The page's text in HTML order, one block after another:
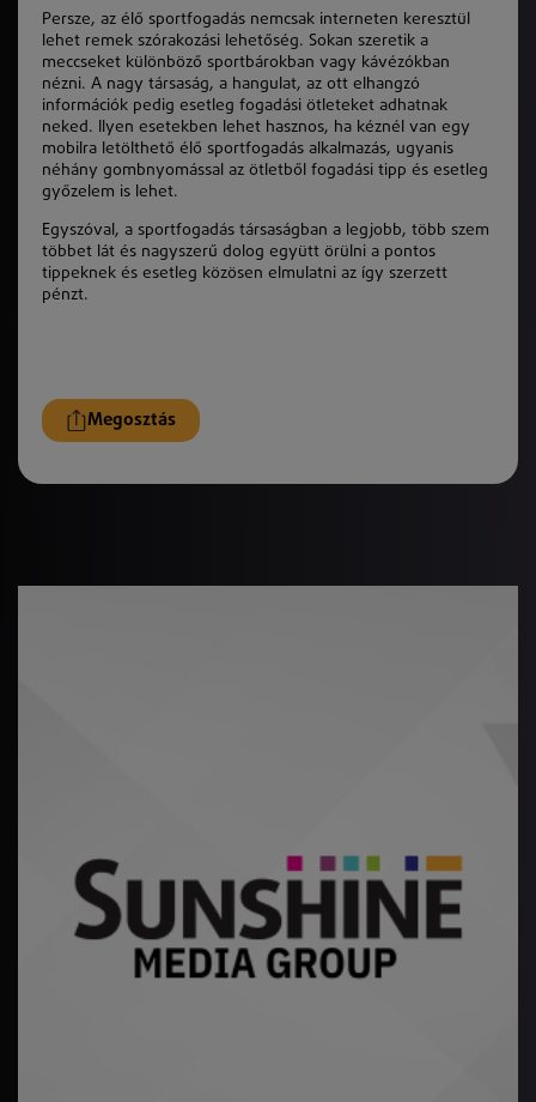
Persze, az élő sportfogadás nemcsak interneten keresztül
lehet remek szórakozási lehetőség. Sokan szeretik a
meccseket különböző sportbárokban vagy kávézókban
nézni. A nagy társaság, a hangulat, az ott elhangzó
információk pedig esetleg fogadási ötleteket adhatnak
neked. Ilyen esetekben lehet hasznos, ha kéznél van egy
mobilra letölthető élő sportfogadás alkalmazás, ugyanis
néhány gombnyomással az ötletből fogadási tipp és esetleg
győzelem is lehet.
Egyszóval, a sportfogadás társaságban a legjobb, több szem
többet lát és nagyszerű dolog együtt örülni a pontos
tippeknek és esetleg közösen elmulatni az így szerzett
pénzt.
Megosztás